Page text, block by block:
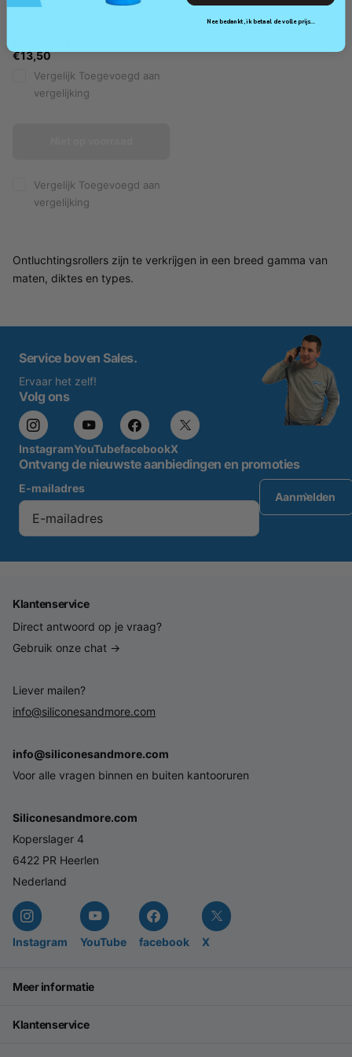
€13,50
Vergelijk Toegevoegd aan
vergelijking
Vergelijk Toegevoegd aan
vergelijking
Ontluchtingsrollers zijn te verkrijgen in een breed gamma van
maten, diktes en types.
Service boven Sales.
Ervaar het zelf!
Volg ons
InstagramYouTubefacebookX
Ontvang de nieuwste aanbiedingen en promoties
E-mailadres
Aanmelden
Meer informatie
Klantenservice
Klantenservice
Direct antwoord op je vraag?
Gebruik onze chat →
Liever mailen?
info@siliconesandmore.com
info@siliconesandmore.com
Voor alle vragen binnen en buiten kantooruren
Siliconesandmore.com
Koperslager 4
6422 PR Heerlen
Nederland
Instagram YouTube facebook X
Nee bedankt, ik betaal de volle prijs...